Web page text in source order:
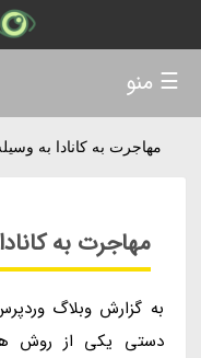
مهاجرت به کانادا به
مهاجرت به
به گزارش وبلاگ
دستی یکی از روش
☰ منو